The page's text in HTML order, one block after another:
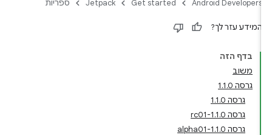
Android Developers
Get started
Jetpack ספריות
המידע עזר לך?
בדף הזה
משוב
גרסה 1.1.0
גרסה 1.1.0
גרסה 1.1.0-rc01
גרסה 1.1.0-alpha01